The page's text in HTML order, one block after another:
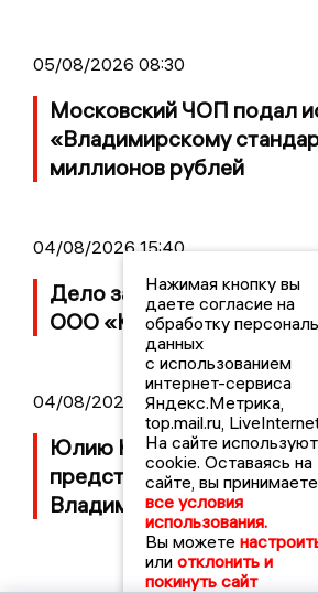
05/08/2026 08:30
Московский ЧОП подал
«Владимирскому
миллионов рублей
04/08/2026 15:40
Дело застройщика ЖК
ООО «Капитал Строй»
04/08/2026 11:36
Юлию Калистову
представили в
Владимирской области
Нажимая кнопку вы
даете согласие на
обработку
данных
с использованием
интернет-сервиса
Яндекс.Метрика,
top.mail.ru,
На сайте
cookie. Оставаясь на
сайте, вы принимаете
все условия
использования.
Вы можете
или отклонить и
покинуть сайт